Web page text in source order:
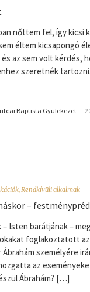
nőttem fel, így kicsi
éltem kicsapongó
az sem volt kérdés,
szeretnék
utcai Baptista Gyülekezet –
,Rendkívüli alkalmak
–
– Isten barátjának –
foglakoztatott az
személyére
az
Ábrahám? […]